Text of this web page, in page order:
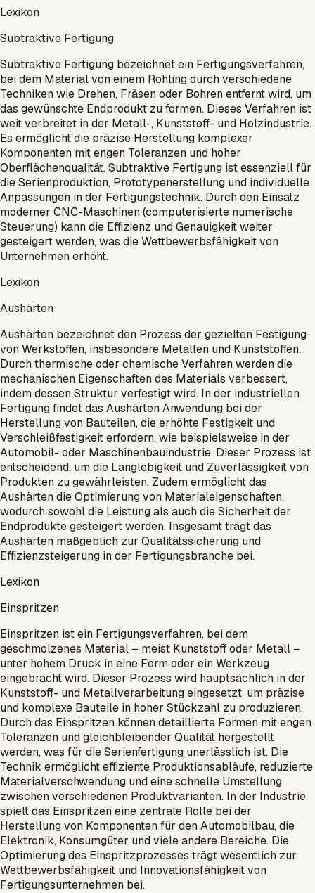
Lexikon
Subtraktive Fertigung
Subtraktive Fertigung bezeichnet ein Fertigungsverfahren,
bei dem Material von einem Rohling durch verschiedene
Techniken wie Drehen, Fräsen oder Bohren entfernt wird, um
das gewünschte Endprodukt zu formen. Dieses Verfahren ist
weit verbreitet in der Metall-, Kunststoff- und Holzindustrie.
Es ermöglicht die präzise Herstellung komplexer
Komponenten mit engen Toleranzen und hoher
Oberflächenqualität. Subtraktive Fertigung ist essenziell für
die Serienproduktion, Prototypenerstellung und individuelle
Anpassungen in der Fertigungstechnik. Durch den Einsatz
moderner CNC-Maschinen (computerisierte numerische
Steuerung) kann die Effizienz und Genauigkeit weiter
gesteigert werden, was die Wettbewerbsfähigkeit von
Unternehmen erhöht.
Lexikon
Aushärten
Aushärten bezeichnet den Prozess der gezielten Festigung
von Werkstoffen, insbesondere Metallen und Kunststoffen.
Durch thermische oder chemische Verfahren werden die
mechanischen Eigenschaften des Materials verbessert,
indem dessen Struktur verfestigt wird. In der industriellen
Fertigung findet das Aushärten Anwendung bei der
Herstellung von Bauteilen, die erhöhte Festigkeit und
Verschleißfestigkeit erfordern, wie beispielsweise in der
Automobil- oder Maschinenbauindustrie. Dieser Prozess ist
entscheidend, um die Langlebigkeit und Zuverlässigkeit von
Produkten zu gewährleisten. Zudem ermöglicht das
Aushärten die Optimierung von Materialeigenschaften,
wodurch sowohl die Leistung als auch die Sicherheit der
Endprodukte gesteigert werden. Insgesamt trägt das
Aushärten maßgeblich zur Qualitätssicherung und
Effizienzsteigerung in der Fertigungsbranche bei.
Lexikon
Einspritzen
Einspritzen ist ein Fertigungsverfahren, bei dem
geschmolzenes Material – meist Kunststoff oder Metall –
unter hohem Druck in eine Form oder ein Werkzeug
eingebracht wird. Dieser Prozess wird hauptsächlich in der
Kunststoff- und Metallverarbeitung eingesetzt, um präzise
und komplexe Bauteile in hoher Stückzahl zu produzieren.
Durch das Einspritzen können detaillierte Formen mit engen
Toleranzen und gleichbleibender Qualität hergestellt
werden, was für die Serienfertigung unerlässlich ist. Die
Technik ermöglicht effiziente Produktionsabläufe, reduzierte
Materialverschwendung und eine schnelle Umstellung
zwischen verschiedenen Produktvarianten. In der Industrie
spielt das Einspritzen eine zentrale Rolle bei der
Herstellung von Komponenten für den Automobilbau, die
Elektronik, Konsumgüter und viele andere Bereiche. Die
Optimierung des Einspritzprozesses trägt wesentlich zur
Wettbewerbsfähigkeit und Innovationsfähigkeit von
Fertigungsunternehmen bei.